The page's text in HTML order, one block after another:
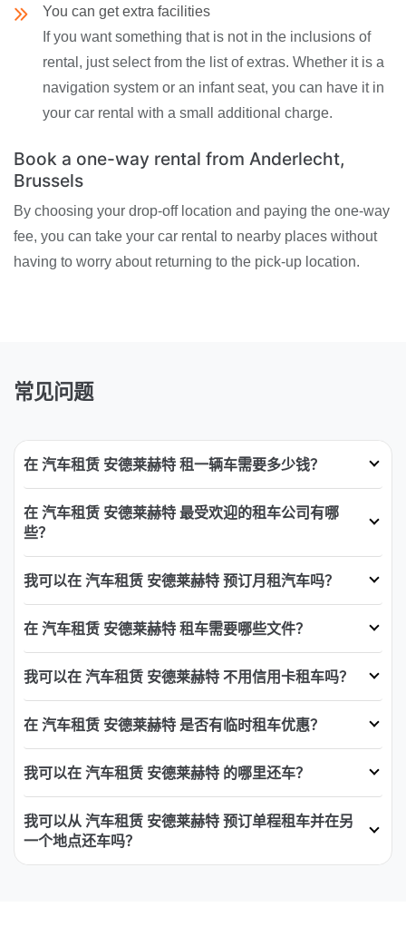
You can get extra facilities
If you want something that is not in the inclusions of
rental, just select from the list of extras. Whether it is a
navigation system or an infant seat, you can have it in
your car rental with a small additional charge.
Book a one-way rental from Anderlecht,
Brussels
By choosing your drop-off location and paying the one-way
fee, you can take your car rental to nearby places without
having to worry about returning to the pick-up location.
常见问题
在 汽车租赁 安德莱赫特 租一辆车需要多少钱？
在 汽车租赁 安德莱赫特 最受欢迎的租车公司有哪
些？
我可以在 汽车租赁 安德莱赫特 预订月租汽车吗？
在 汽车租赁 安德莱赫特 租车需要哪些文件？
我可以在 汽车租赁 安德莱赫特 不用信用卡租车吗？
在 汽车租赁 安德莱赫特 是否有临时租车优惠？
我可以在 汽车租赁 安德莱赫特 的哪里还车？
我可以从 汽车租赁 安德莱赫特 预订单程租车并在另
一个地点还车吗？